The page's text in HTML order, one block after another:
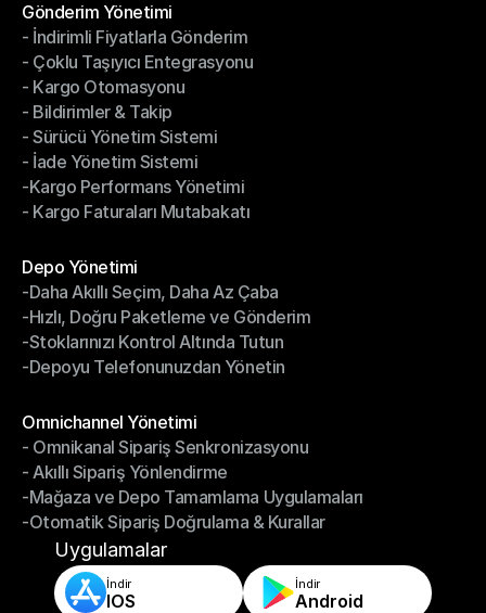
Gönderim Yönetimi
Gönderim Yönetimi
- İndirimli Fiyatlarla Gönderim
- İndirimli Fiyatlarla Gönderim
- Çoklu Taşıyıcı Entegrasyonu
- Çoklu Taşıyıcı Entegrasyonu
- Kargo Otomasyonu
- Kargo Otomasyonu
- Bildirimler & Takip
- Bildirimler & Takip
- Sürücü Yönetim Sistemi
- Sürücü Yönetim Sistemi
- İade Yönetim Sistemi
- İade Yönetim Sistemi
-Kargo Performans Yönetimi
-Kargo Performans Yönetimi
- Kargo Faturaları Mutabakatı
Depo Yönetimi
Depo Yönetimi
-Daha Akıllı Seçim, Daha Az Çaba
-Daha Akıllı Seçim, Daha Az Çaba
-Hızlı, Doğru Paketleme ve Gönderim
-Hızlı, Doğru Paketleme ve Gönderim
-Stoklarınızı Kontrol Altında Tutun
-Stoklarınızı Kontrol Altında Tutun
-Depoyu Telefonunuzdan Yönetin
Omnichannel Yönetimi
Omnichannel Yönetimi
- Omnikanal Sipariş Senkronizasyonu
- Omnikanal Sipariş Senkronizasyonu
- Akıllı Sipariş Yönlendirme
- Akıllı Sipariş Yönlendirme
-Mağaza ve Depo Tamamlama Uygulamaları
-Mağaza ve Depo Tamamlama Uygulamaları
-Otomatik Sipariş Doğrulama & Kurallar
-Otomatik Sipariş Doğrulama & Kurallar
Uygulamalar
İndir
IOS
İndir
Android